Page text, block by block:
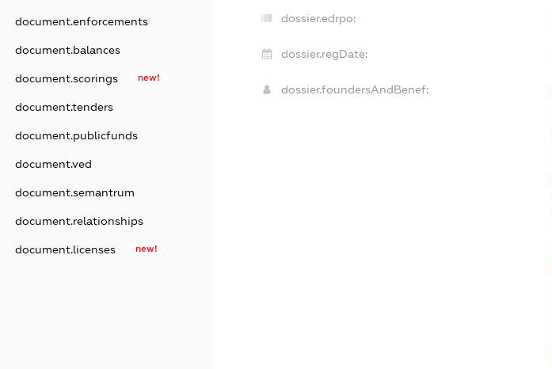
document.enforcements
document.balances
document.scorings new!
document.tenders
document.publicfunds
document.ved
document.semantrum
document.relationships
document.licenses new!
dossier.edrpo:
dossier.regDate:
dossier.foundersAndBenef: